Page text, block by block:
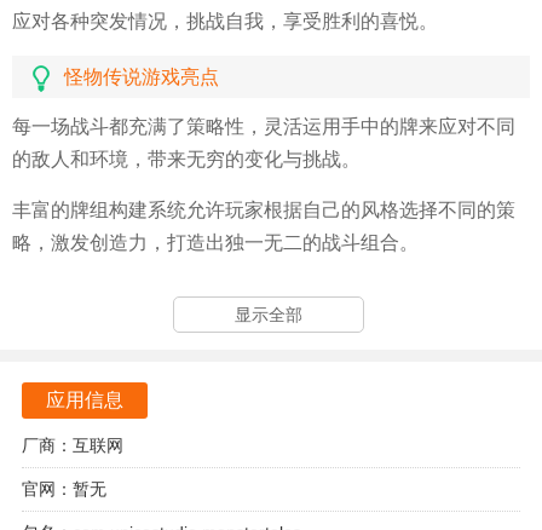
应对各种突发情况，挑战自我，享受胜利的喜悦。
怪物传说游戏亮点
每一场战斗都充满了策略性，灵活运用手中的牌来应对不同
的敌人和环境，带来无穷的变化与挑战。
丰富的牌组构建系统允许玩家根据自己的风格选择不同的策
略，激发创造力，打造出独一无二的战斗组合。
多样化的怪物设计让每次遭遇都充满惊喜，不断调整战术，
才能在复杂的环境中生存下来。
在紧张刺激中体验到成就感。
显示全部
应用信息
厂商：互联网
官网：暂无